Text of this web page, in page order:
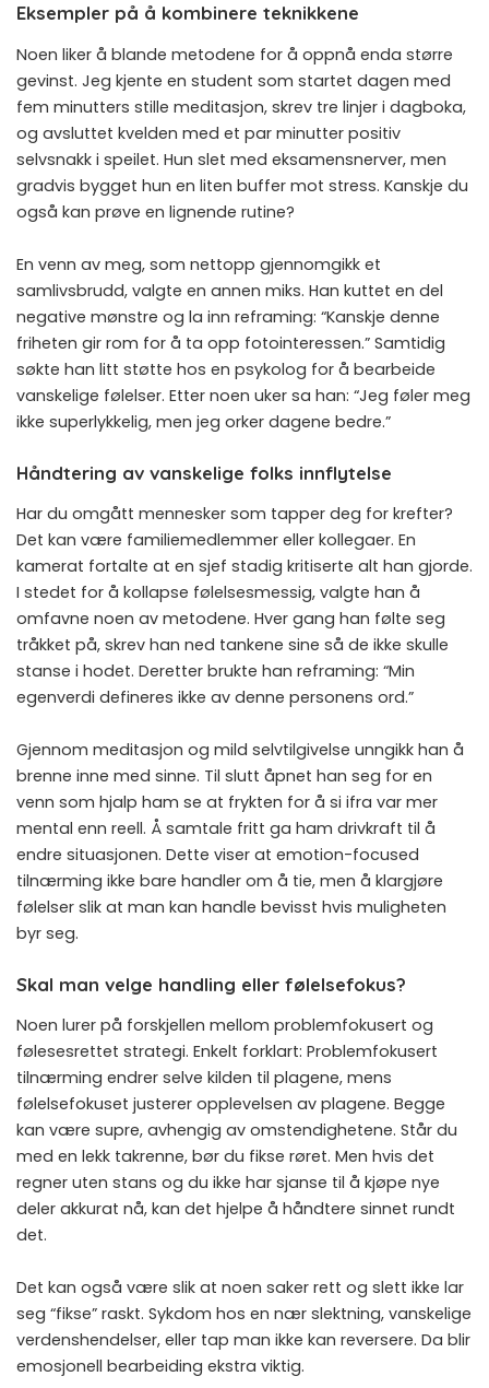
Eksempler på å kombinere teknikkene
Noen liker å blande metodene for å oppnå enda større
gevinst. Jeg kjente en student som startet dagen med
fem minutters stille meditasjon, skrev tre linjer i dagboka,
og avsluttet kvelden med et par minutter positiv
selvsnakk i speilet. Hun slet med eksamensnerver, men
gradvis bygget hun en liten buffer mot stress. Kanskje du
også kan prøve en lignende rutine?
En venn av meg, som nettopp gjennomgikk et
samlivsbrudd, valgte en annen miks. Han kuttet en del
negative mønstre og la inn reframing: “Kanskje denne
friheten gir rom for å ta opp fotointeressen.” Samtidig
søkte han litt støtte hos en psykolog for å bearbeide
vanskelige følelser. Etter noen uker sa han: “Jeg føler meg
ikke superlykkelig, men jeg orker dagene bedre.”
Håndtering av vanskelige folks innflytelse
Har du omgått mennesker som tapper deg for krefter?
Det kan være familiemedlemmer eller kollegaer. En
kamerat fortalte at en sjef stadig kritiserte alt han gjorde.
I stedet for å kollapse følelsesmessig, valgte han å
omfavne noen av metodene. Hver gang han følte seg
tråkket på, skrev han ned tankene sine så de ikke skulle
stanse i hodet. Deretter brukte han reframing: “Min
egenverdi defineres ikke av denne personens ord.”
Gjennom meditasjon og mild selvtilgivelse unngikk han å
brenne inne med sinne. Til slutt åpnet han seg for en
venn som hjalp ham se at frykten for å si ifra var mer
mental enn reell. Å samtale fritt ga ham drivkraft til å
endre situasjonen. Dette viser at emotion-focused
tilnærming ikke bare handler om å tie, men å klargjøre
følelser slik at man kan handle bevisst hvis muligheten
byr seg.
Skal man velge handling eller følelsefokus?
Noen lurer på forskjellen mellom problemfokusert og
følesesrettet strategi. Enkelt forklart: Problemfokusert
tilnærming endrer selve kilden til plagene, mens
følelsefokuset justerer opplevelsen av plagene. Begge
kan være supre, avhengig av omstendighetene. Står du
med en lekk takrenne, bør du fikse røret. Men hvis det
regner uten stans og du ikke har sjanse til å kjøpe nye
deler akkurat nå, kan det hjelpe å håndtere sinnet rundt
det.
Det kan også være slik at noen saker rett og slett ikke lar
seg “fikse” raskt. Sykdom hos en nær slektning, vanskelige
verdenshendelser, eller tap man ikke kan reversere. Da blir
emosjonell bearbeiding ekstra viktig.